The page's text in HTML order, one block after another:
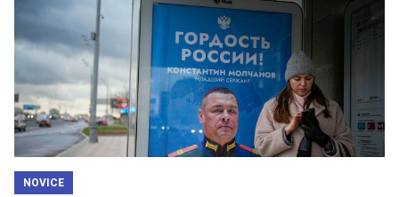
NOVICE